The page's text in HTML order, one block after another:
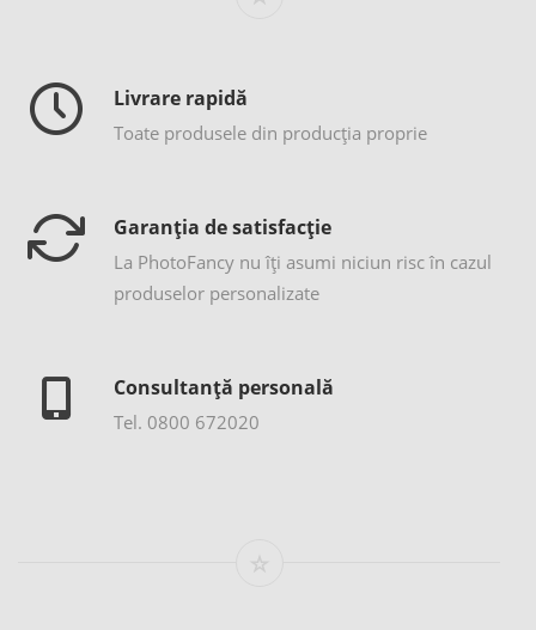
Livrare rapidă
Toate produsele din producția proprie
Garanția de satisfacție
La PhotoFancy nu îţi asumi niciun risc în cazul
produselor personalizate
Consultanță personală
Tel. 0800 672020